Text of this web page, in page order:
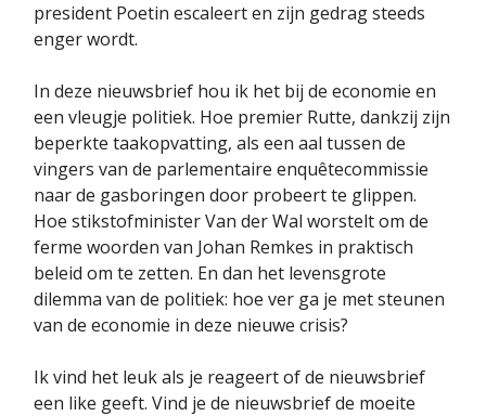
president Poetin escaleert en zijn gedrag steeds
enger wordt.
In deze nieuwsbrief hou ik het bij de economie en
een vleugje politiek. Hoe premier Rutte, dankzij zijn
beperkte taakopvatting, als een aal tussen de
vingers van de parlementaire enquêtecommissie
naar de gasboringen door probeert te glippen.
Hoe stikstofminister Van der Wal worstelt om de
ferme woorden van Johan Remkes in praktisch
beleid om te zetten. En dan het levensgrote
dilemma van de politiek: hoe ver ga je met steunen
van de economie in deze nieuwe crisis?
Ik vind het leuk als je reageert of de nieuwsbrief
een like geeft. Vind je de nieuwsbrief de moeite